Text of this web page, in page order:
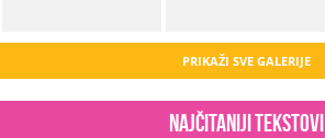
PRIKAŽI SVE GALERIJE
Najčitaniji tekstovi